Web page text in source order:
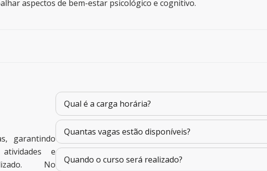
aspectos de bem-estar psicológico e cognitivo.
garantindo
e
No
Qual é a carga horária?
Quantas vagas estão disponíveis?
Quando o curso será realizado?